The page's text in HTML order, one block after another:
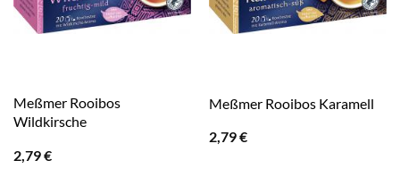
Meßmer Rooibos
Wildkirsche
2,79€
Meßmer Rooibos Karamell
2,79€